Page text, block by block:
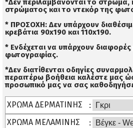
*Δεν περιλαμβάνονται το στρώμα,
στρώματος και το ντεκόρ της
* ΠΡΟΣΟΧΗ: Δεν υπάρχουν
κρεβάτια 90x190 και 110x190.
* Ενδέχεται να υπάρχουν
φωτογραφίας.
*Δεν διατίθενται οδηγίες
περαιτέρω βοήθεια καλέστε μας
προσωπικό μας να σας
ΧΡΩΜΑ ΔΕΡΜΑΤΙΝΗΣ
ΧΡΩΜΑ ΜΕΛΑΜΙΝΗΣ